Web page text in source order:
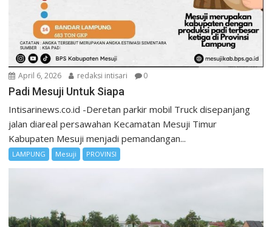
April 6, 2026 redaksi intisari 0
Padi Mesuji Untuk Siapa
Intisarinews.co.id -Deretan parkir mobil Truck disepanjang
jalan diareal persawahan Kecamatan Mesuji Timur
Kabupaten Mesuji menjadi pemandangan...
LAMPUNG Mesuji PROVINSI